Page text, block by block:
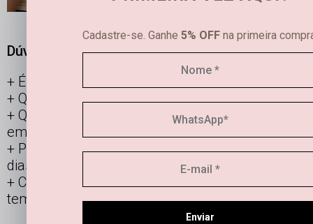
Dúvidas frequentes
É possível limpar joias femininas em casa?
Qual é a diferença entre semijoias e bijuterias?
Qual a durabilidade de uma semi joia banhada
em ouro e prata?
Posso usar os acessórios banhados todos os
dias?
Como manter minha joia linda por mais
tempo?
Cadastre-se. Ganhe 5% OFF na primeira
Enviar